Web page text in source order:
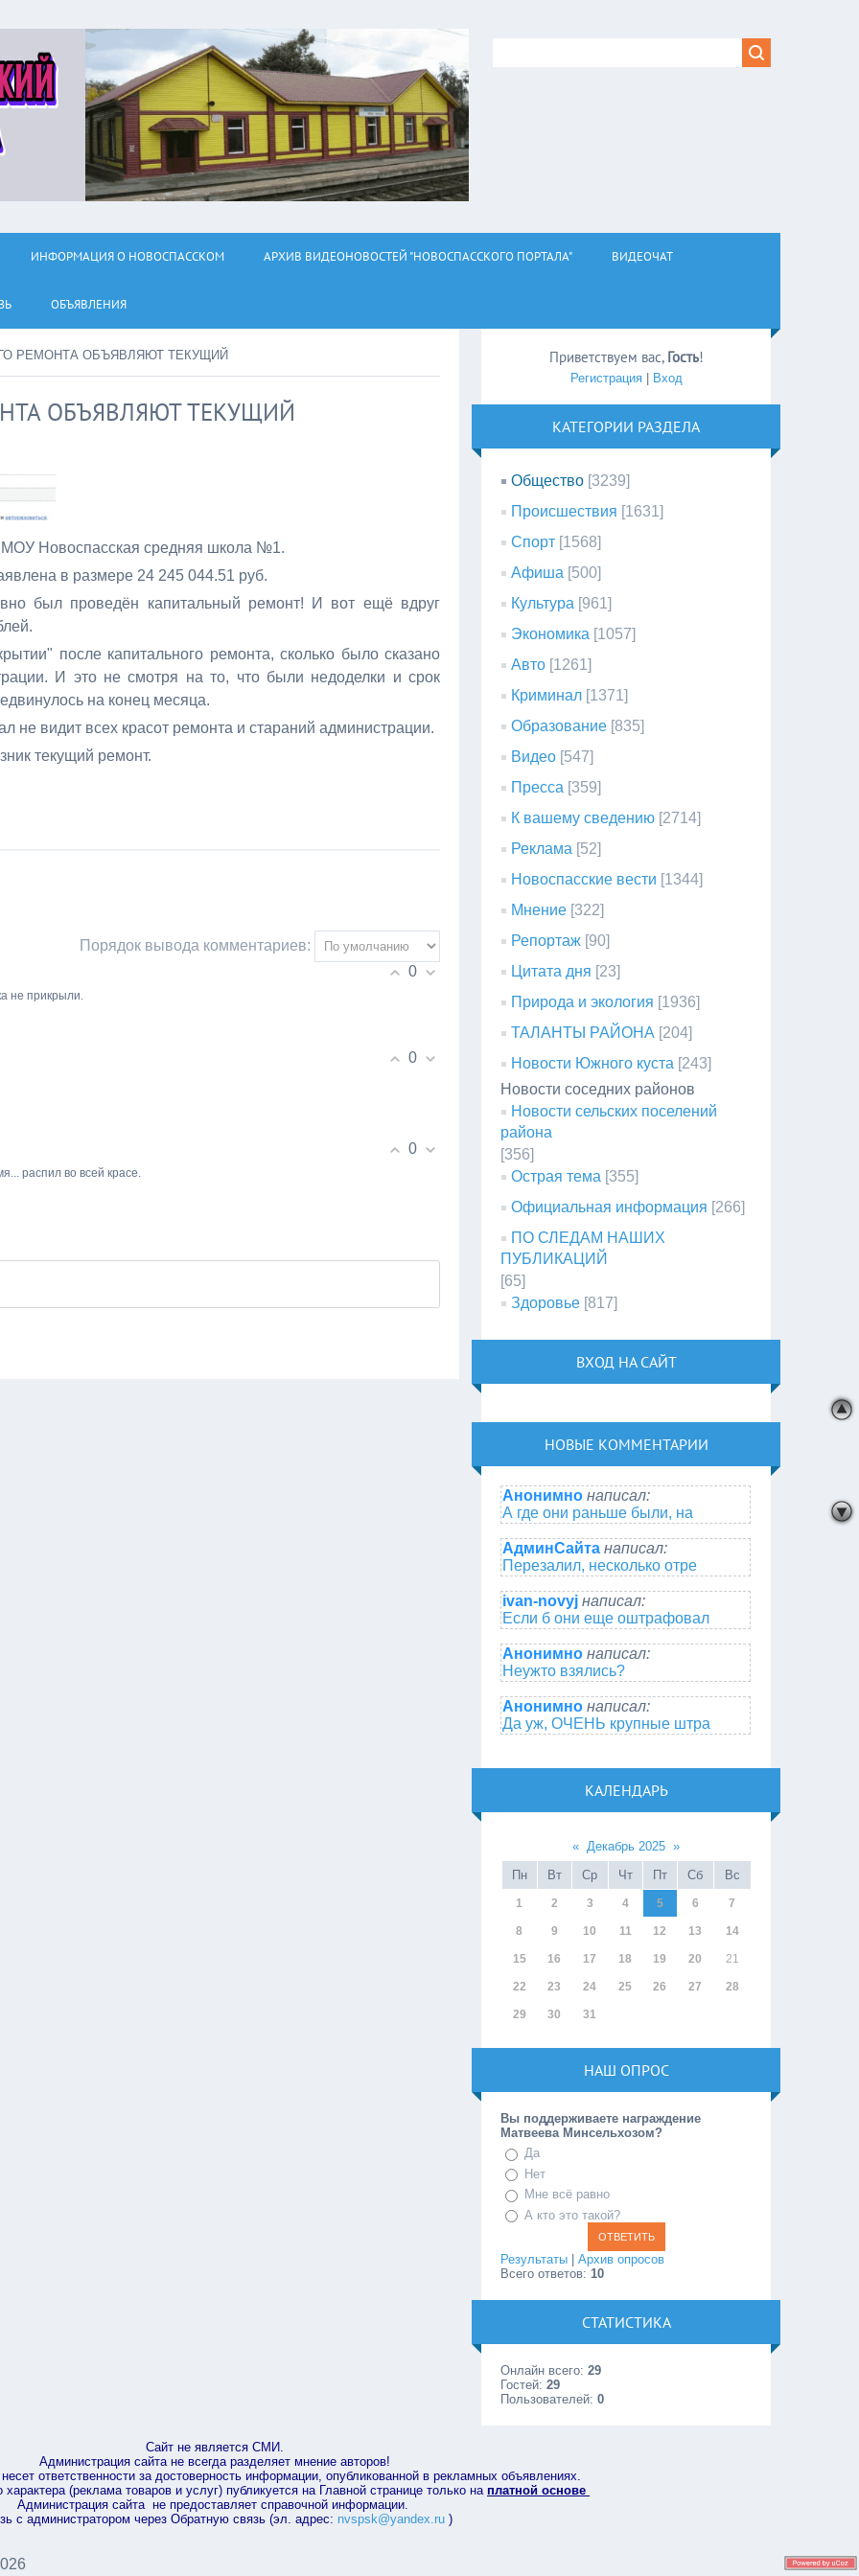
ИНФОРМАЦИЯ О НОВОСПАССКОМ АРХИВ ВИДЕОНОВОСТЕЙ "НОВОСПАССКОГО ПОРТАЛА" ВИДЕОЧАТ
ОБЪЯВЛЕНИЯ
РЕМОНТА ОБЪЯВЛЯЮТ ТЕКУЩИЙ
ОБЪЯВЛЯЮТ ТЕКУЩИЙ
Новоспасская средняя школа №1.
в размере 24 245 044.51 руб.
был проведён капитальный ремонт! И вот ещё вдруг
после капитального ремонта, сколько было сказано
И это не смотря на то, что были недоделки и срок
на конец месяца.
не видит всех красот ремонта и стараний администрации.
текущий ремонт.
Порядок вывода комментариев:
0
не прикрыли.
0
0
распил во всей красе.
Приветствуем вас, Гость!
Регистрация| Вход
КАТЕГОРИИ РАЗДЕЛА
Общество [3239]
Происшествия [1631]
Спорт [1568]
Афиша [500]
Культура [961]
Экономика [1057]
Авто [1261]
Криминал [1371]
Образование [835]
Видео [547]
Пресса [359]
К вашему сведению [2714]
Реклама [52]
Новоспасские вести [1344]
Мнение [322]
Репортаж [90]
Цитата дня [23]
Природа и экология [1936]
ТАЛАНТЫ РАЙОНА [204]
Новости Южного куста [243]
Новости соседних районов
Новости сельских поселений
района
[356]
Острая тема [355]
Официальная информация [266]
ПО СЛЕДАМ НАШИХ
ПУБЛИКАЦИЙ
[65]
Здоровье [817]
ВХОД НА САЙТ
НОВЫЕ КОММЕНТАРИИ
Анонимно написал:
А где они раньше были, на
АдминСайта написал:
Перезалил, несколько отре
ivan-novyj написал:
Если б они еще оштрафовал
Анонимно написал:
Неужто взялись?
Анонимно написал:
Да уж, ОЧЕНЬ крупные штра
КАЛЕНДАРЬ
« Декабрь 2025 »
Пн
Вт Ср Чт Пт Сб Вс
1 2 3 4 5 6 7
8 9 10 11 12 13 14
15 16 17 18 19 20 21
22 23 24 25 26 27 28
29 30 31
НАШ ОПРОС
Вы поддерживаете награждение
Матвеева Минсельхозом?
Да
Нет
Мне всё равно
А кто это такой?
Результаты |Архив опросов
Всего ответов:10
СТАТИСТИКА
Онлайн всего:29
Гостей:29
Пользователей:0
Сайт не является СМИ.
Администрация сайта не всегда разделяет мнение авторов!
ответственности за достоверность информации, опубликованной в рекламных объявлениях.
(реклама товаров и услуг) публикуется на Главной странице только на платной основе
Администрация сайта не предоставляет справочной информации.
с администратором через Обратную связь (эл. адрес: nvspsk@yandex.ru)